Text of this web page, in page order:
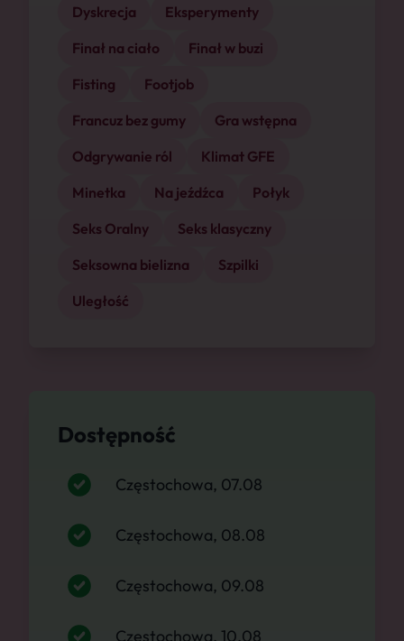
Dyskrecja
Eksperymenty
Finał na ciało
Finał w buzi
Fisting
Footjob
Francuz bez gumy
Gra wstępna
Odgrywanie ról
Klimat GFE
Minetka
Na jeźdźca
Połyk
Seks Oralny
Seks klasyczny
Seksowna bielizna
Szpilki
Uległość
Dostępność
Częstochowa, 07.08
Częstochowa, 08.08
Częstochowa, 09.08
Częstochowa, 10.08